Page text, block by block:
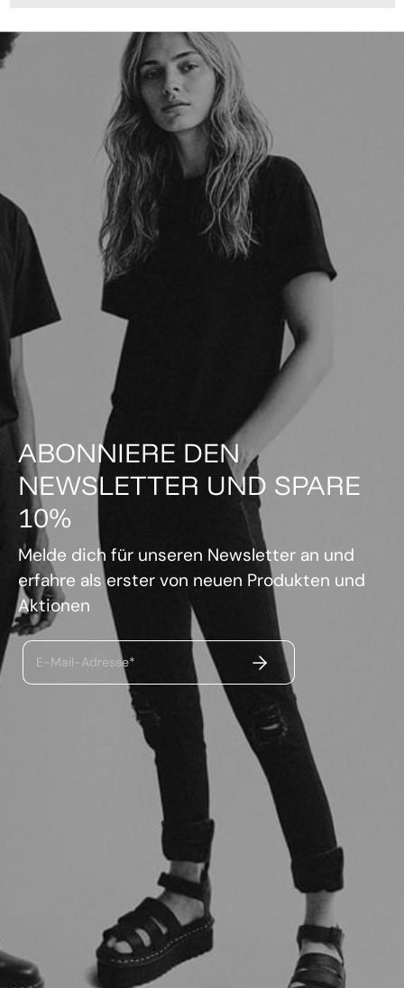
ABONNIERE DEN
NEWSLETTER UND SPARE
10%
Melde dich für unseren Newsletter an und
erfahre als erster von neuen Produkten und
Aktionen
E-Mail-Adresse* ABSENDEN